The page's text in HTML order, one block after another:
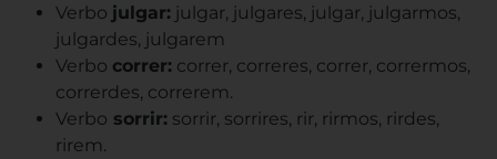
Verbo julgar: julgar, julgares, julgar, julgarmos,
julgardes, julgarem
Verbo correr: correr, correres, correr, corrermos,
correrdes, correrem.
Verbo sorrir: sorrir, sorrires, rir, rirmos, rirdes,
rirem.